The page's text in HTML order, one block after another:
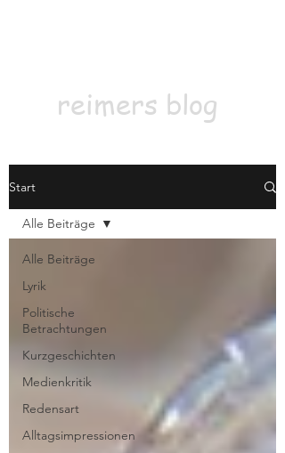
reimers blog
Start
Alle Beiträge
Lyrik
Politische
Betrachtungen
Kurzgeschichten
Medienkritik
Redensart
Alltagsimpressionen
Alle Beiträge